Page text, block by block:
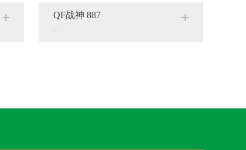
QF战神 887